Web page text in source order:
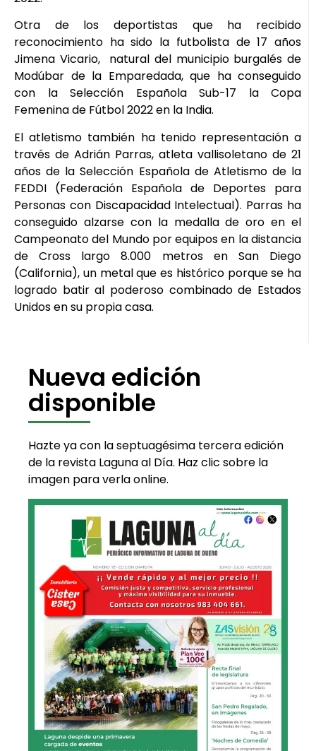
Otra de los deportistas que ha recibido
reconocimiento ha sido la futbolista de 17 años
Jimena Vicario, natural del municipio burgalés de
Modúbar de la Emparedada, que ha conseguido
con la Selección Española Sub-17 la Copa
Femenina de Fútbol 2022 en la India.
El atletismo también ha tenido representación a
través de Adrián Parras, atleta vallisoletano de 21
años de la Selección Española de Atletismo de la
FEDDI (Federación Española de Deportes para
Personas con Discapacidad Intelectual). Parras ha
conseguido alzarse con la medalla de oro en el
Campeonato del Mundo por equipos en la distancia
de Cross largo 8.000 metros en San Diego
(California), un metal que es histórico porque se ha
logrado batir al poderoso combinado de Estados
Unidos en su propia casa.
Nueva edición
disponible
Hazte ya con la septuagésima tercera edición
de la revista Laguna al Día. Haz clic sobre la
imagen para verla online.